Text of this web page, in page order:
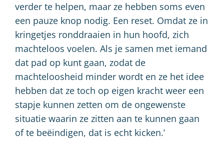
verder te helpen, maar ze hebben soms even
een pauze knop nodig. Een reset. Omdat ze in
kringetjes ronddraaien in hun hoofd, zich
machteloos voelen. Als je samen met iemand
dat pad op kunt gaan, zodat de
machteloosheid minder wordt en ze het idee
hebben dat ze toch op eigen kracht weer een
stapje kunnen zetten om de ongewenste
situatie waarin ze zitten aan te kunnen gaan
of te beëindigen, dat is echt kicken.’